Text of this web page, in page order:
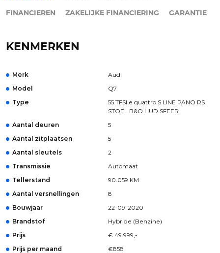
FINANCIEREN ZAKELIJKE FINANCIERING GARANTIE
KENMERKEN
Merk
Audi
Model
Q7
Type
55 TFSI e quattro S LINE PANO RS
STOEL B&O HUD SFEER
Aantal deuren
5
Aantal zitplaatsen
5
Aantal sleutels
2
Transmissie
Automaat
Tellerstand
90.059 KM
Aantal versnellingen
8
Bouwjaar
22-09-2020
Brandstof
Hybride (Benzine)
Prijs
€ 49.999,-
Prijs per maand
€858